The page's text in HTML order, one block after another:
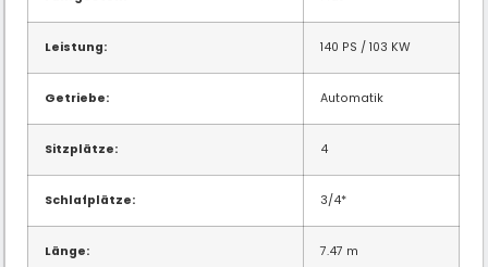
Leistung: 140 PS / 103 KW
Getriebe: Automatik
Sitzplätze: 4
Schlafplätze: 3/4*
Länge: 7.47 m